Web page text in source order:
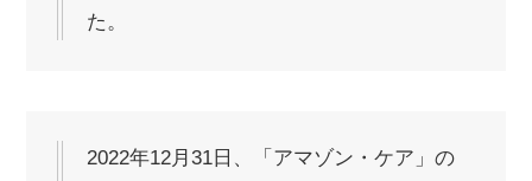
た。
2022年12月31日、「アマゾン・ケア」の